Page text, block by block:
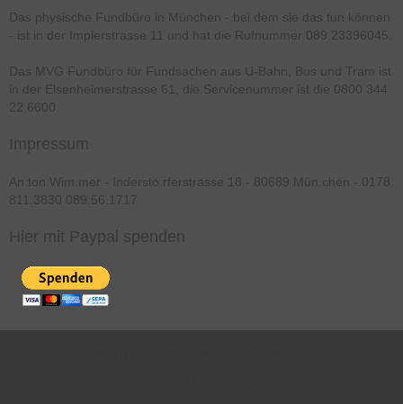
Das physische Fundbüro in München - bei dem sie das tun können
- ist in der Implerstrasse 11 und hat die Rufnummer 089 23396045.
Das MVG Fundbüro für Fundsachen aus U-Bahn, Bus und Tram ist
in der Elsenheimerstrasse 61, die Servicenummer ist die 0800 344
22 6600.
Impressum
An.ton Wim.mer - Indersto.rferstrasse 18 - 80689 Mün.chen - 0178.
811.3830 089.56.1717
Hier mit Paypal spenden